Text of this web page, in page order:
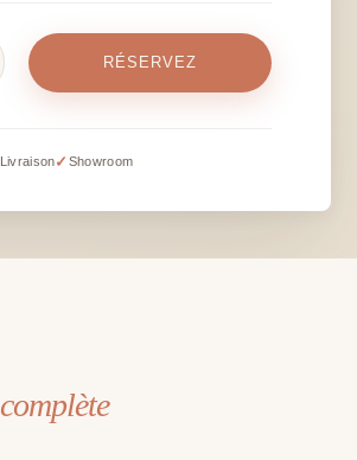
RÉSERVEZ
Livraison✓ Showroom
complète